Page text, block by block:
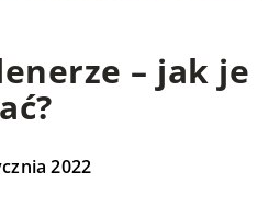
– jak je
2022